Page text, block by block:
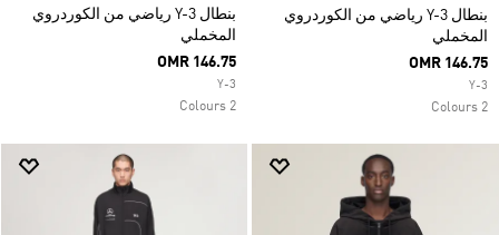
بنطال Y-3 رياضي من الكوردروي
المخملي
OMR 146.75
Y-3
2 Colours
بنطال Y-3 رياضي من الكوردروي
المخملي
OMR 146.75
Y-3
2 Colours